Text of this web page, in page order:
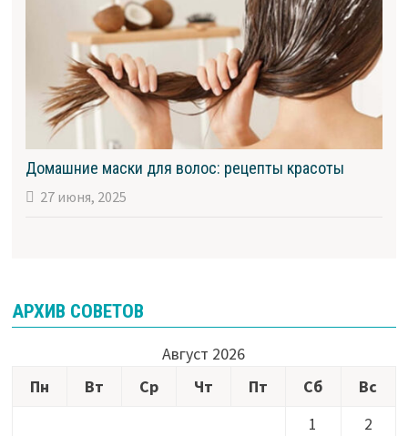
Домашние маски для волос: рецепты красоты
27 июня, 2025
АРХИВ СОВЕТОВ
Август 2026
Пн
Вт Ср Чт Пт Сб
Вс
1
2